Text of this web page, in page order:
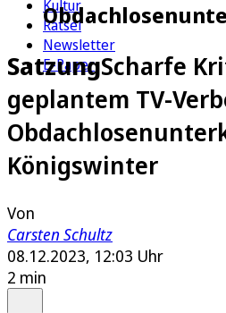
Kultur
Rätsel
Newsletter
E-Paper
SatzungScharfe
geplantem TV-
Königswinter
Von
Carsten Schultz
08.12.2023, 12:03 Uhr
2 min